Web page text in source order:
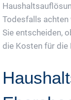
Todesfalls
Sie entscheiden,
die Kosten für die